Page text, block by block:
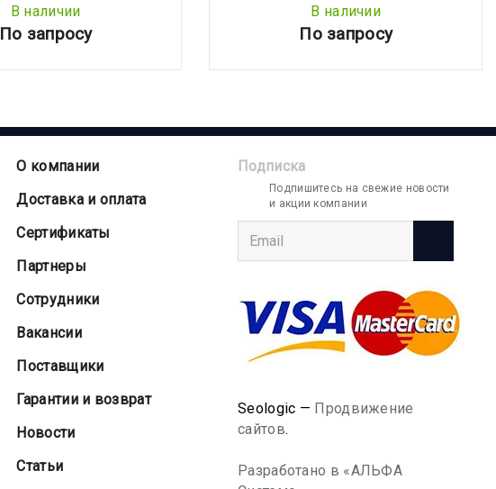
В наличии
По запросу
В наличии
По запросу
Подписка
Подпишитесь на свежие новости
и акции компании
Seologic — Продвижение
сайтов.
Разработано в «АЛЬФА
О компании
Доставка и оплата
Cертификаты
Партнеры
Сотрудники
Вакансии
Поставщики
Гарантии и возврат
Новости
Статьи